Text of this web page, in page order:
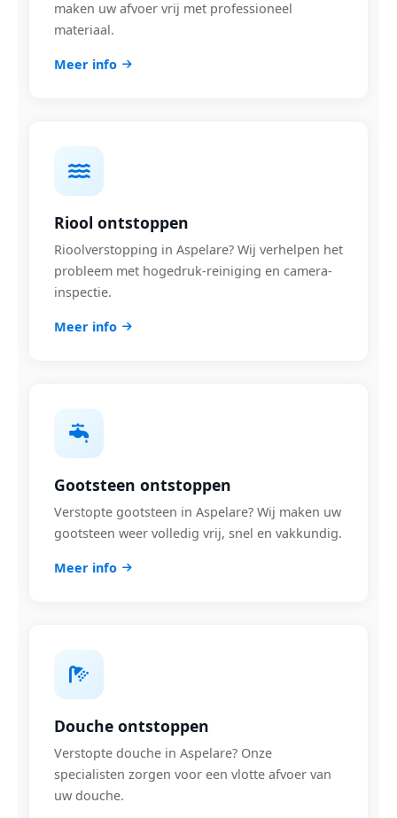
maken uw afvoer vrij met professioneel
materiaal.
Meer info
Riool ontstoppen
Rioolverstopping in Aspelare? Wij verhelpen het
probleem met hogedruk-reiniging en camera-
inspectie.
Meer info
Gootsteen ontstoppen
Verstopte gootsteen in Aspelare? Wij maken uw
gootsteen weer volledig vrij, snel en vakkundig.
Meer info
Douche ontstoppen
Verstopte douche in Aspelare? Onze
specialisten zorgen voor een vlotte afvoer van
uw douche.